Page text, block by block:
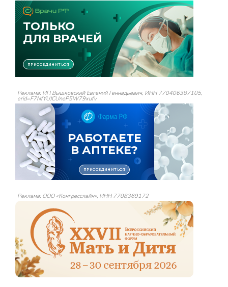
Реклама: ИП Вышковский Евгений Геннадьевич, ИНН 770406387105,
erid=F7NfYUJCUneP5W79xufv
Реклама: ООО «Конгресслайн», ИНН 7708369172